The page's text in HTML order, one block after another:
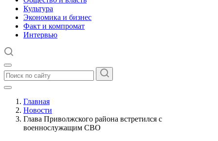
Культура
Экономика и бизнес
Факт и компромат
Интервью
Главная
Новости
Глава Приволжского района встретился с
военнослужащим СВО